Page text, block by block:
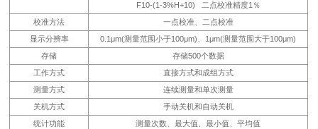
F10-(1-3%H+10) 二点校准精度1％
校准方法
一点校准、二点校准
显示分辨率
0.1μm(测量范围小于100μm)、1μm(测量范围大于100μm)
存储
存储500个数据
工作方式
直接方式和成组方式
测量方式
连续测量和单次测量
关机方式
手动关机和自动关机
统计功能
测量次数、最大值、最小值、平均值